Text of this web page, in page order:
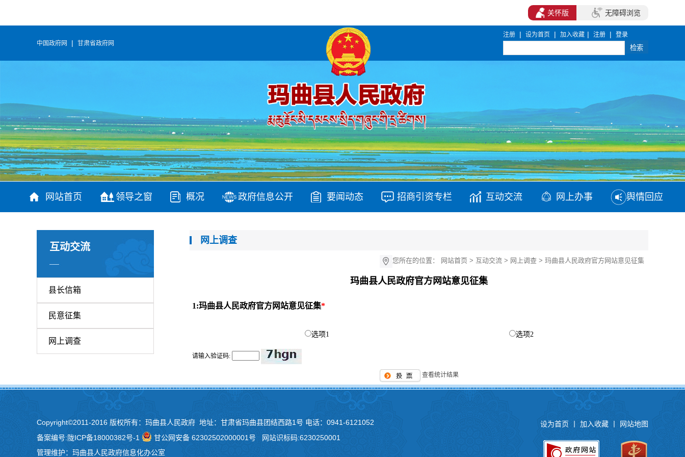
中国政府网 | 甘肃省政府网
注册 | 设为首页 | 加入收藏 | 注册 | 登录
网站首页 领导之窗 概况 政府信息公开 要闻动态 招商引资专栏 互动交流 网上办事 舆情回应
互动交流
县长信箱
民意征集
网上调查
网上调查
您所在的位置： 网站首页 > 互动交流 > 网上调查 > 玛曲县人民政府官方网站意见征集
玛曲县人民政府官方网站意见征集
1:玛曲县人民政府官方网站意见征集*
选项1 选项2
请输入验证码:
查看统计结果
Copyright©2011-2016 版权所有：玛曲县人民政府 地址：甘肃省玛曲县团结西路1号 电话：0941-6121052
备案编号:陇ICP备18000382号-1 甘公网安备 62302502000001号 网站识标码:6230250001
管理维护：玛曲县人民政府信息化办公室
关怀版 无障碍浏览
设为首页 加入收藏 网站地图